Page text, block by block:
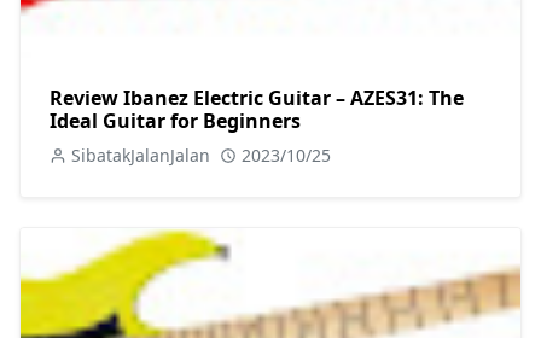
Review Ibanez Electric Guitar – AZES31: The
Ideal Guitar for Beginners
SibatakJalanJalan 2023/10/25